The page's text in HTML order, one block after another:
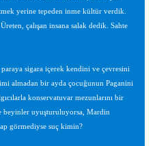
yerine tepeden inme kültür verdik.
çalışan insana salak dedik. Sahte
sigara içerek kendini ve çevresini
almadan bir ayda çocuğunun Paganini
konservatuvar mezunlarını bir
beyinler uyuşturuluyorsa, Mardin
görmediyse suç kimin?